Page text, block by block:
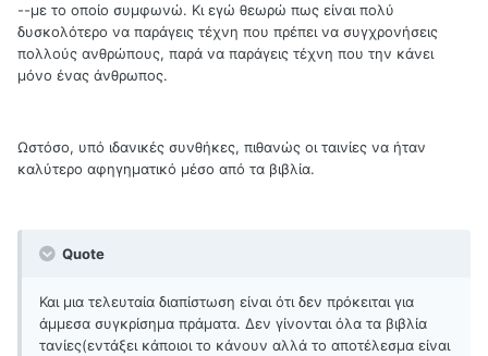
--με το οποίο συμφωνώ. Κι εγώ θεωρώ πως είναι πολύ
δυσκολότερο να παράγεις τέχνη που πρέπει να συγχρονήσεις
πολλούς ανθρώπους, παρά να παράγεις τέχνη που την κάνει
μόνο ένας άνθρωπος.
Ωστόσο, υπό ιδανικές συνθήκες, πιθανώς οι ταινίες να ήταν
καλύτερο αφηγηματικό μέσο από τα βιβλία.
Quote
Και μια τελευταία διαπίστωση είναι ότι δεν πρόκειται για
άμμεσα συγκρίσημα πράματα. Δεν γίνονται όλα τα βιβλία
τανίες(εντάξει κάποιοι το κάνουν αλλά το αποτέλεσμα είναι